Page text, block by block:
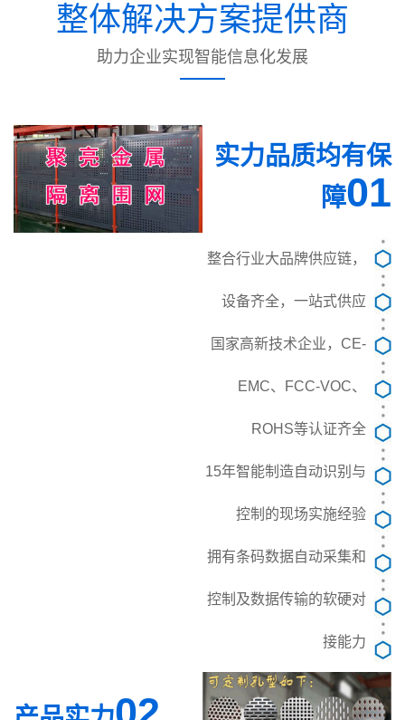
整体解决方案提供商
助力企业实现智能信息化发展
实力品质均有保
障01
整合行业大品牌供应链，
设备齐全，一站式供应
国家高新技术企业，CE-
EMC、FCC-VOC、
ROHS等认证齐全
15年智能制造自动识别与
控制的现场实施经验
拥有条码数据自动采集和
控制及数据传输的软硬对
接能力